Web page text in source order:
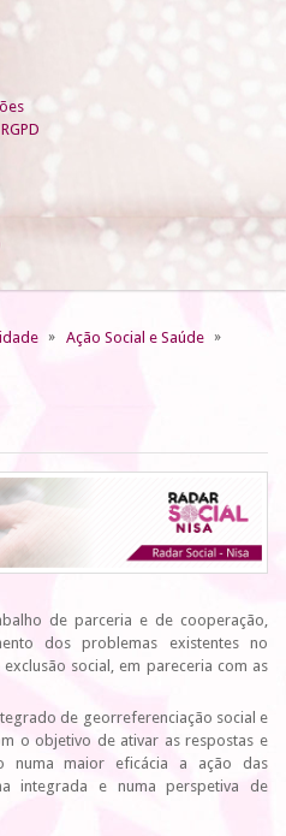
Ação Social e Saúde
de parceria e de cooperação,
dos problemas existentes no
social, em pareceria com as
de georreferenciação social e
o objetivo de ativar as respostas e
numa maior eficácia a ação das
integrada e numa perspetiva de